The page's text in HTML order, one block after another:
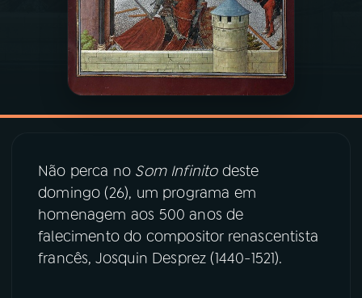
PODCASTS
VIDEOCASTS
08PRÊMIO RÁDIO MEC
ACOMPANHE A RÁDIO MEC
YouTube Facebook
Não perca no Som Infinitodeste
domingo (26), um programa em
homenagem aos 500 anos de
falecimento do compositor renascentista
francês, Josquin Desprez (1440-1521).